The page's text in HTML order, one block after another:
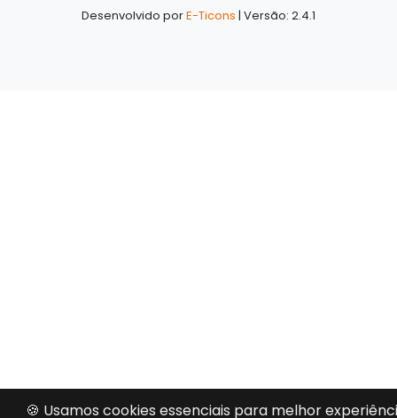
Desenvolvido porE-Ticons | Versão: 2.4.1
🍪 Usamos cookies essenciais para melhor